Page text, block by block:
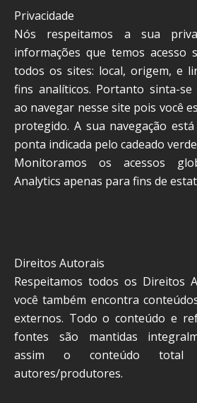
Privacidade
Nós respeitamos a sua
informações que temos acesso
todos os sites: local, origem, e
fins analíticos. Portanto sinta-
ao navegar nesse site pois você
protegido. A sua navegação
ponta indicada pelo cadeado
Monitoramos os acessos
Analytics apenas para fins de
Direitos Autorais
Respeitamos todos os Direitos
você também encontra
externos. Todo o conteúdo e
fontes são mantidas
assim o conteúdo total
autores/produtores.